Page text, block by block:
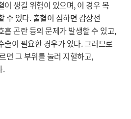
이 생길 위험이 있으며, 이 경우 목
수 있다. 출혈이 심하면 갑상선
흡 곤란 등의 문제가 발생할 수 있고,
술이 필요한 경우가 있다. 그러므로
면 그 부위를 눌러 지혈하고,
.